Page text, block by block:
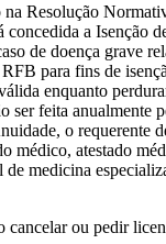
Resolução
concedida a Isenção
de doença grave
para fins de
enquanto
ser feita anualmente
o requerente
médico, atestado
medicina
cancelar ou pedir